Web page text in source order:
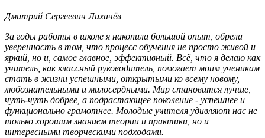
Дмитрий Сергеевич Лихачёв
За годы работы в школе я накопила большой опыт, обрела
уверенность в том, что процесс обучения не просто живой и
яркий, но и, самое главное, эффективный. Всё, что я делаю как
учитель, как классный руководитель, помогает моим ученикам
стать в жизни успешными, открытыми ко всему новому,
любознательными и милосердными. Мир становится лучше,
чуть-чуть добрее, а подрастающее поколение - успешнее и
функционально грамотнее. Молодые учителя удивляют нас не
только хорошим знанием теории и практики, но и
интересными творческими подходами.